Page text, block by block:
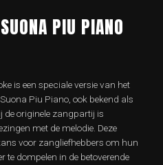
PIU PIANO
is een speciale versie van het
Piu Piano, ook bekend als
de originele zangpartij is
met de melodie. Deze
voor zangliefhebbers om hun
te dompelen in de betoverende